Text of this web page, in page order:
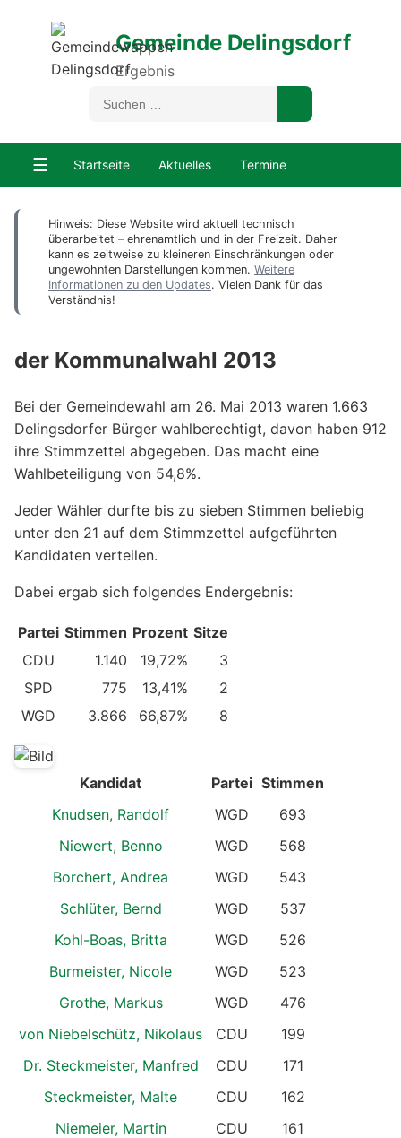
Gemeinde Delingsdorf
Ergebnis
☰ Startseite Aktuelles Termine
Hinweis: Diese Website wird aktuell technisch
überarbeitet – ehrenamtlich und in der Freizeit. Daher
kann es zeitweise zu kleineren Einschränkungen oder
ungewohnten Darstellungen kommen. Weitere
Informationen zu den Updates. Vielen Dank für das
Verständnis!
der Kommunalwahl 2013
Bei der Gemeindewahl am 26. Mai 2013 waren 1.663
Delingsdorfer Bürger wahlberechtigt, davon haben 912
ihre Stimmzettel abgegeben. Das macht eine
Wahlbeteiligung von 54,8%.
Jeder Wähler durfte bis zu sieben Stimmen beliebig
unter den 21 auf dem Stimmzettel aufgeführten
Kandidaten verteilen.
Dabei ergab sich folgendes Endergebnis:
Partei Stimmen Prozent Sitze
CDU
1.140 19,72%
3
SPD
775 13,41%
2
WGD
3.866 66,87% 8
Kandidat Partei Stimmen
Knudsen, Randolf
WGD
693
Niewert, Benno
WGD
568
Borchert, Andrea
WGD
543
Schlüter, Bernd
WGD
537
Kohl-Boas, Britta
WGD
526
Burmeister, Nicole
WGD
523
Grothe, Markus
WGD
476
von Niebelschütz, Nikolaus
CDU
199
Dr. Steckmeister, Manfred
CDU
171
Steckmeister, Malte
CDU
162
Niemeier, Martin
CDU
161